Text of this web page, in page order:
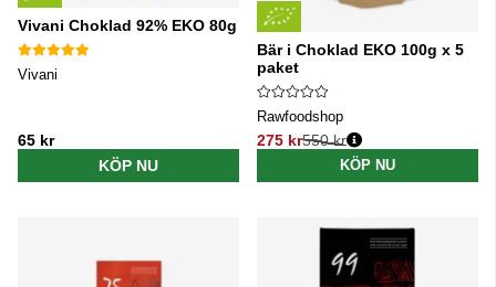
Vivani Choklad 92% EKO 80g
Vivani
65 kr
KÖP NU
Bär i Choklad EKO 100g x 5
paket
Rawfoodshop
275 kr
Ordinarie pris:
550 kr
KÖP NU